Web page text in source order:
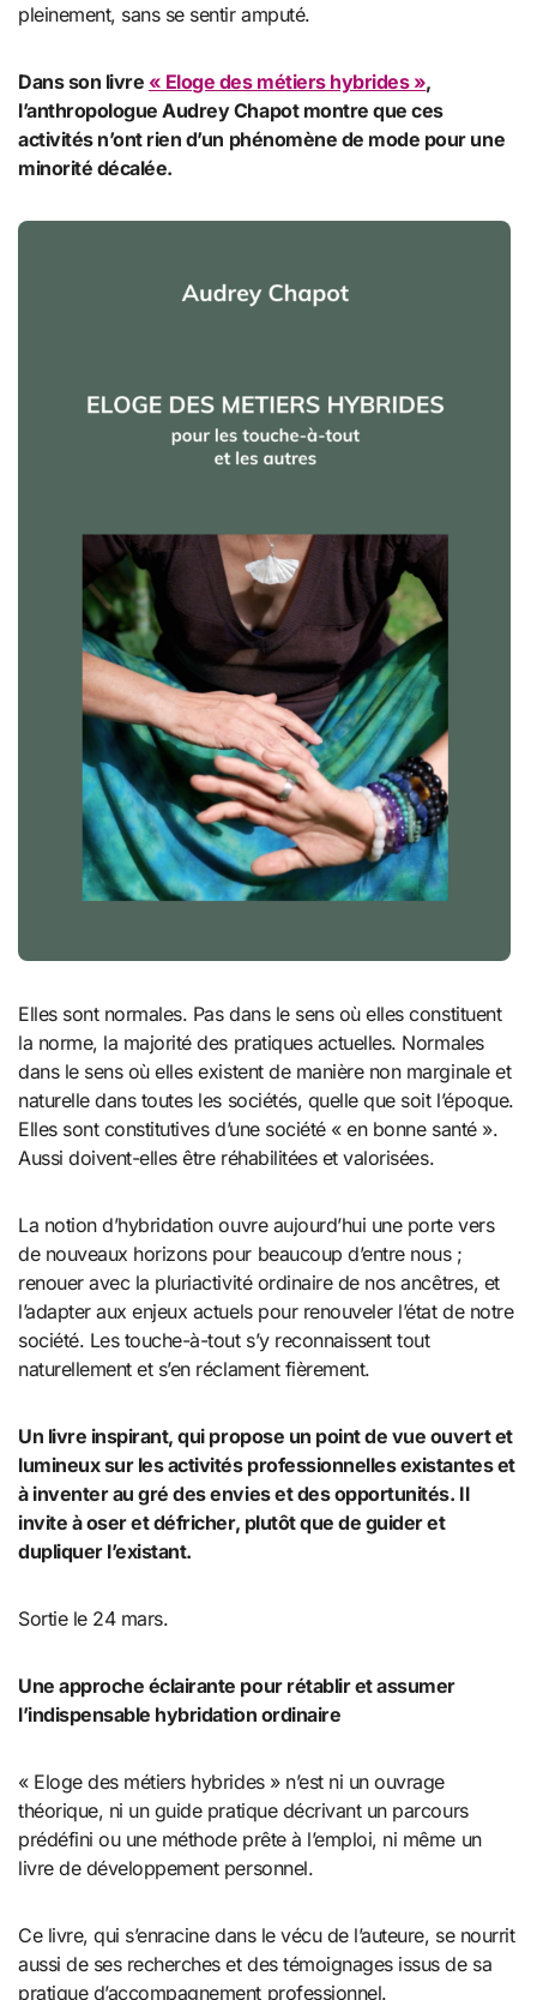
pleinement, sans se sentir amputé.
Dans son livre « Eloge des métiers hybrides »,
l’anthropologue Audrey Chapot montre que ces
activités n’ont rien d’un phénomène de mode pour une
minorité décalée.
Elles sont normales. Pas dans le sens où elles constituent
la norme, la majorité des pratiques actuelles. Normales
dans le sens où elles existent de manière non marginale et
naturelle dans toutes les sociétés, quelle que soit l’époque.
Elles sont constitutives d’une société « en bonne santé ».
Aussi doivent-elles être réhabilitées et valorisées.
La notion d’hybridation ouvre aujourd’hui une porte vers
de nouveaux horizons pour beaucoup d’entre nous ;
renouer avec la pluriactivité ordinaire de nos ancêtres, et
l’adapter aux enjeux actuels pour renouveler l’état de notre
société. Les touche-à-tout s’y reconnaissent tout
naturellement et s’en réclament fièrement.
Un livre inspirant, qui propose un point de vue ouvert et
lumineux sur les activités professionnelles existantes et
à inventer au gré des envies et des opportunités. Il
invite à oser et défricher, plutôt que de guider et
dupliquer l’existant.
Sortie le 24 mars.
Une approche éclairante pour rétablir et assumer
l’indispensable hybridation ordinaire
« Eloge des métiers hybrides » n’est ni un ouvrage
théorique, ni un guide pratique décrivant un parcours
prédéfini ou une méthode prête à l’emploi, ni même un
livre de développement personnel.
Ce livre, qui s’enracine dans le vécu de l’auteure, se nourrit
aussi de ses recherches et des témoignages issus de sa
pratique d’accompagnement professionnel.